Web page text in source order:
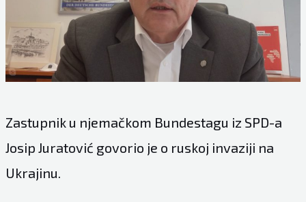
Zastupnik u njemačkom Bundestagu iz SPD-a
Josip Juratović govorio je o ruskoj invaziji na
Ukrajinu.